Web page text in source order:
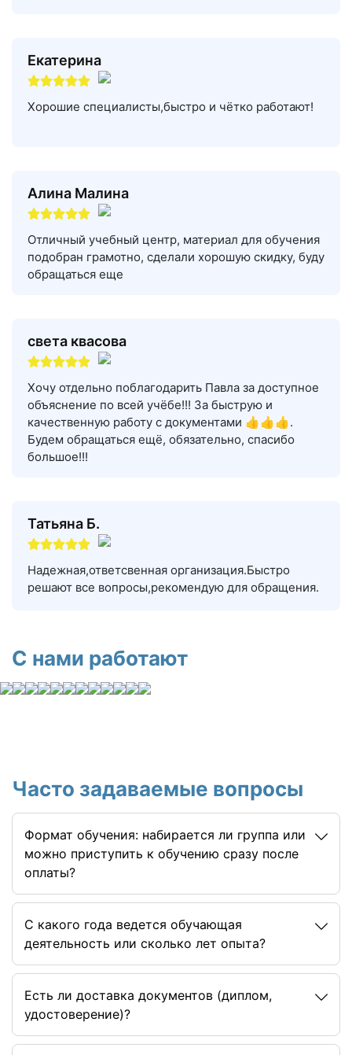
Екатерина
Хорошие специалисты,быстро и чётко работают!
Алина Малина
Отличный учебный центр, материал для обучения
подобран грамотно, сделали хорошую скидку, буду
обращаться еще
света квасова
Хочу отдельно поблагодарить Павла за доступное
объяснение по всей учёбе!!! За быструю и
качественную работу с документами 👍👍👍.
Будем обращаться ещё, обязательно, спасибо
большое!!!
Татьяна Б.
Надежная,ответсвенная организация.Быстро
решают все вопросы,рекомендую для обращения.
С нами работают
Часто задаваемые вопросы
Формат обучения: набирается ли группа или
можно приступить к обучению сразу после
оплаты?
C какого года ведется обучающая
деятельность или сколько лет опыта?
Есть ли доставка документов (диплом,
удостоверение)?